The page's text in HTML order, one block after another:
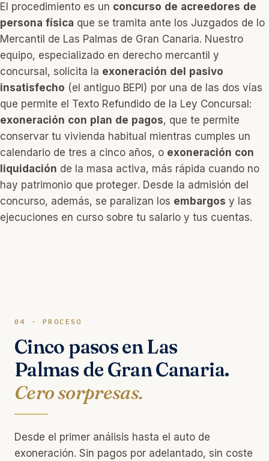
El procedimiento es un concurso de acreedores de
persona física que se tramita ante los Juzgados de lo
Mercantil de Las Palmas de Gran Canaria. Nuestro
equipo, especializado en derecho mercantil y
concursal, solicita la exoneración del pasivo
insatisfecho (el antiguo BEPI) por una de las dos vías
que permite el Texto Refundido de la Ley Concursal:
exoneración con plan de pagos, que te permite
conservar tu vivienda habitual mientras cumples un
calendario de tres a cinco años, o exoneración con
liquidación de la masa activa, más rápida cuando no
hay patrimonio que proteger. Desde la admisión del
concurso, además, se paralizan los embargos y las
ejecuciones en curso sobre tu salario y tus cuentas.
04 · PROCESO
Cinco pasos en Las
Palmas de Gran Canaria.
Cero sorpresas.
Desde el primer análisis hasta el auto de
exoneración. Sin pagos por adelantado, sin coste